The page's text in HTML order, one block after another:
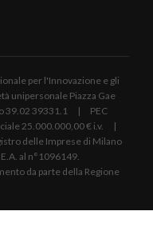
per l'Innovazione e gli
Piazza Gae
39.02 39331.1 | PEC
25.000.000,00 € i.v. |
delle Imprese di Milano
al n°1096149.
da parte della Regione